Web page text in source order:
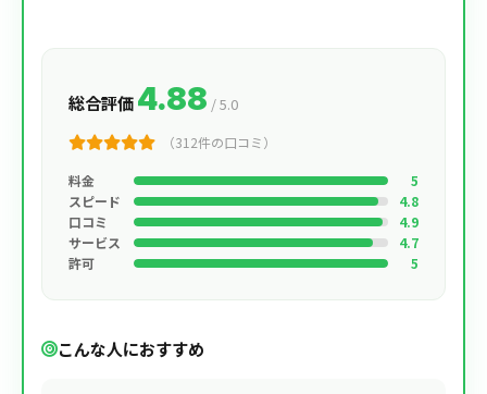
総合評価4.88 / 5.0
（312件の口コミ）
料金
5
スピード
4.8
口コミ
4.9
サービス
4.7
許可
5
こんな人におすすめ